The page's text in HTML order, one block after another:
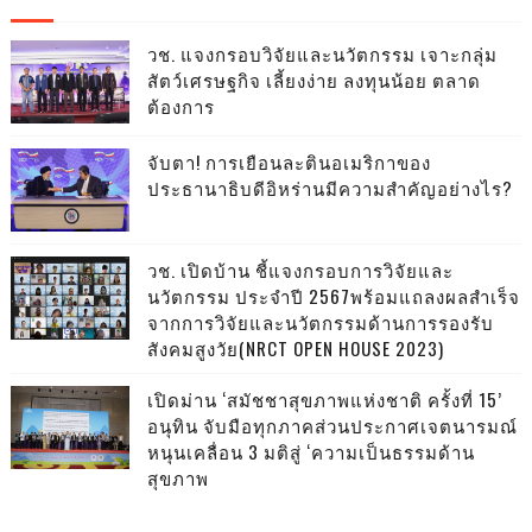
วช. แจงกรอบวิจัยและนวัตกรรม เจาะกลุ่ม
สัตว์เศรษฐกิจ เลี้ยงง่าย ลงทุนน้อย ตลาด
ต้องการ
จับตา! การเยือนละตินอเมริกาของ
ประธานาธิบดีอิหร่านมีความสำคัญอย่างไร?
วช. เปิดบ้าน ชี้แจงกรอบการวิจัยและ
นวัตกรรม ประจำปี 2567พร้อมแถลงผลสำเร็จ
จากการวิจัยและนวัตกรรมด้านการรองรับ
สังคมสูงวัย(NRCT OPEN HOUSE 2023)
เปิดม่าน ‘สมัชชาสุขภาพแห่งชาติ ครั้งที่ 15’
อนุทิน จับมือทุกภาคส่วนประกาศเจตนารมณ์
หนุนเคลื่อน 3 มติสู่ ‘ความเป็นธรรมด้าน
สุขภาพ